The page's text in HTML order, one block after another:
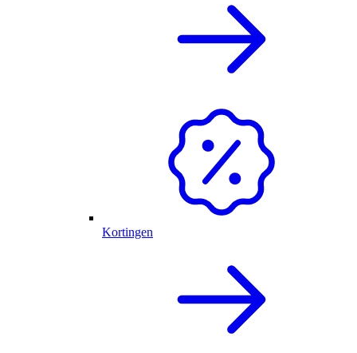
Kortingen